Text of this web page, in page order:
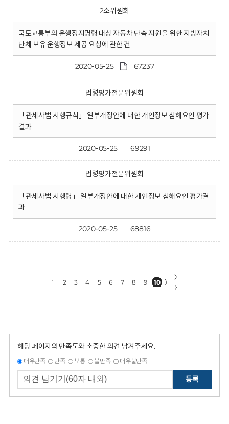
2소위원회
국토교통부의 운행정지명령 대상 자동차 단속 지원을 위한 지방자치
단체 보유 운행정보 제공 요청에 관한 건
2020-05-25 67237
법령평가전문위원회
「관세사법 시행규칙」 일부개정안에 대한 개인정보 침해요인 평가
결과
2020-05-25 69291
법령평가전문위원회
「관세사법 시행령」 일부개정안에 대한 개인정보 침해요인 평가결
과
2020-05-25 68816
1 2 3 4 5 6 7 8 9 10 〉
〉
〉
해당 페이지의 만족도와 소중한 의견 남겨주세요.
매우만족 만족 보통 불만족 매우불만족
등록